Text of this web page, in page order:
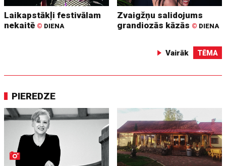
Laikapstākļi festivālam
nekaitē © DIENA
Zvaigžņu salidojums
grandiozās kāzās © DIENA
Vairāk TĒMA
PIEREDZE